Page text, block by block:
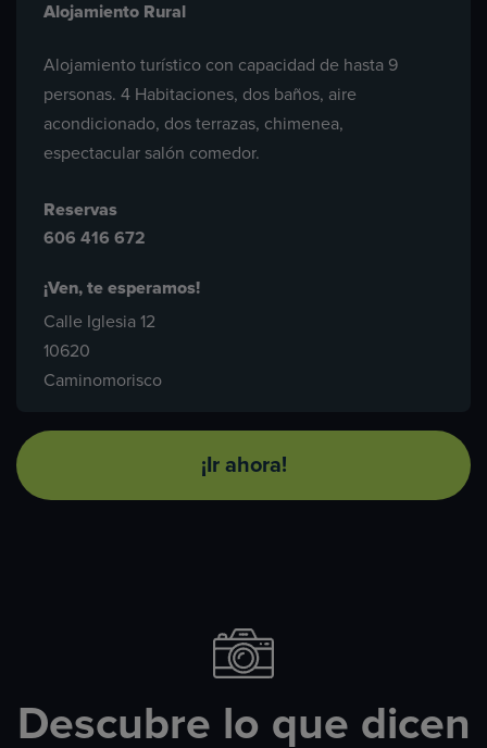
Alojamiento Rural
Alojamiento turístico con capacidad de hasta 9
personas. 4 Habitaciones, dos baños, aire
acondicionado, dos terrazas, chimenea,
espectacular salón comedor.
Reservas
606 416 672
¡Ven, te esperamos!
Calle Iglesia 12
10620
Caminomorisco
¡Ir ahora!
Descubre lo que dicen